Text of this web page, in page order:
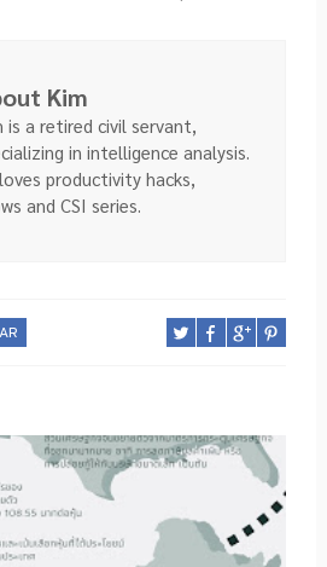
Kim
is a retired civil servant,
in intelligence analysis.
productivity hacks,
and CSI series.